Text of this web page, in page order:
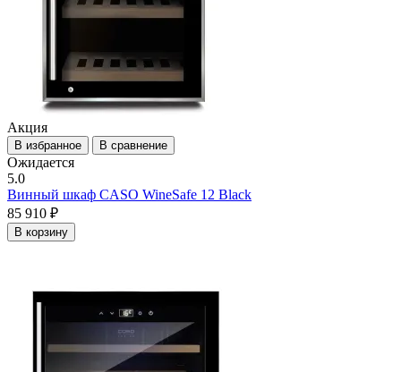
Акция
В избранное В сравнение
Ожидается
5.0
Винный шкаф CASO WineSafe 12 Black
85 910 ₽
В корзину